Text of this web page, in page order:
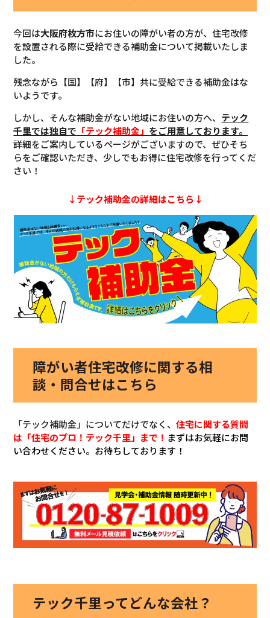
今回は大阪府枚方市にお住いの障がい者の方が、住宅改修
を設置される際に受給できる補助金について掲載いたしま
した。
残念ながら【国】【府】【市】共に受給できる補助金はな
いようです。
しかし、そんな補助金がない地域にお住いの方へ、 テック
千里では独自で 「テック補助金」 をご用意しております。
詳細をご案内しているページがございますので、ぜひそち
らをご確認いただき、少しでもお得に住宅改修を行ってくだ
さい！
↓テック補助金の詳細はこちら↓
障がい者住宅改修に関する相
談・問合せはこちら
「テック補助金」についてだけでなく、住宅に関する質問
は「住宅のプロ！テック千里」まで！ まずはお気軽にお問
い合わせください。お待ちしております！
テック千里ってどんな会社？